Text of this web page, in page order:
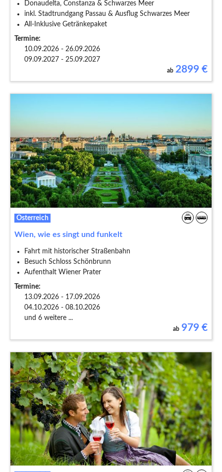
Donaudelta, Constanza & Schwarzes Meer
inkl. Stadtrundgang Passau & Ausflug Schwarzes Meer
All-Inklusive Getränkepaket
Termine:
10.09.2026 - 26.09.2026
09.09.2027 - 25.09.2027
ab 2899 €
Österreich
Wien, wie es singt und funkelt
Fahrt mit historischer Straßenbahn
Besuch Schloss Schönbrunn
Aufenthalt Wiener Prater
Termine:
13.09.2026 - 17.09.2026
04.10.2026 - 08.10.2026
und 6 weitere ...
ab 979 €